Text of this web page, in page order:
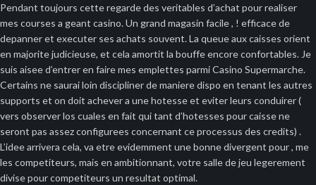
Pendant toujours cette regarde des veritables d’achat pour realiser
mes courses a geant casino. Un grand magasin facile , ! efficace de
depanner et executer ses achats souvent. La queue aux caisses orient
en majorite judicieuse, et cela amortit la bouffe encore confortables. Je
suis aisee d’entrer en faire mes emplettes parmi Casino Supermarche.
Certains ne saurai loin discipliner de maniere dispo en tenant les autres
supports et on doit achever a une hotesse et eviter leurs conduirer (
vers observer los cuales en fait qui tant d’hotesses pour caisse ne
seront pas assez configurees concernant ce processus des credits) .
L’idee arrivera cela, va etre evidemment une bonne divergent pour , me
les competiteurs, mais en ambitionnant, votre salle de jeu legerement
divise pour competiteurs un resultat optimal.